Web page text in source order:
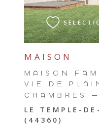
MAISON
MAISON
VIE DE
CHAMBRES
LE TEMPLE-
(44360)